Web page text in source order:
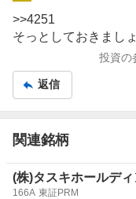
示
板
事
>>4251
そっとしておきまし
投資の
返信
関連銘柄
(株)タスキホールディ
166A 東証PRM